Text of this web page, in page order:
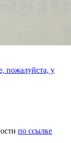
пожалуйста, у
по ссылке